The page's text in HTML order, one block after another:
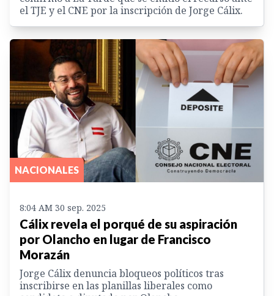
el TJE y el CNE por la inscripción de Jorge Cálix.
NACIONALES
8:04 AM 30 sep. 2025
Cálix revela el porqué de su aspiración
por Olancho en lugar de Francisco
Morazán
Jorge Cálix denuncia bloqueos políticos tras
inscribirse en las planillas liberales como